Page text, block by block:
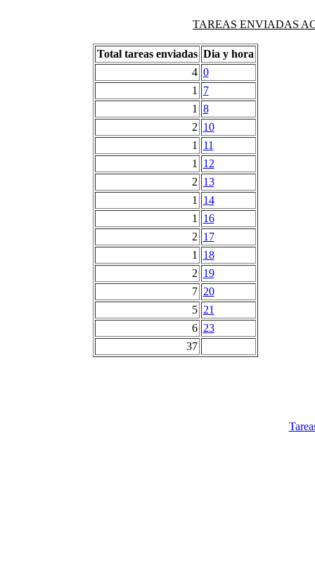
TAREAS ENVIADAS
Total tareas enviadas Dia y hora
4 0
1
7
1
8
2 10
1
11
1
12
2 13
1
14
1
16
2 17
1
18
2 19
7 20
5 21
6 23
37